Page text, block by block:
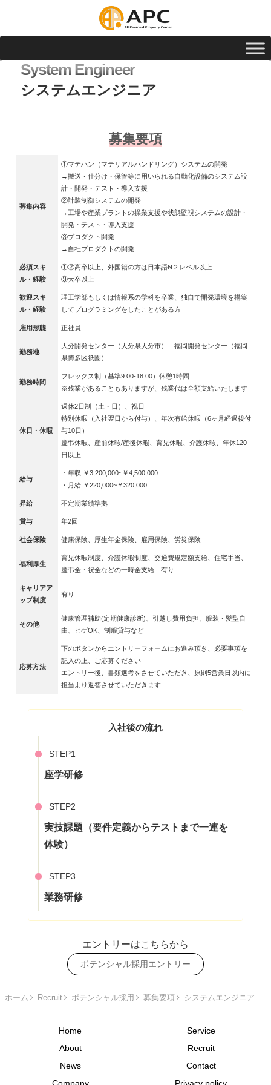
System Engineer
システムエンジニア
募集要項
募集内容
①マテハン（マテリアルハンドリング）システムの開発
→搬送・仕分け・保管等に用いられる自動化設備のシステム設
計・開発・テスト・導入支援
②計装制御システムの開発
→工場や産業プラントの操業支援や状態監視システムの設計・
開発・テスト・導入支援
③プロダクト開発
→自社プロダクトの開発
必須スキ
ル・経験
①②高卒以上、外国籍の方は日本語N２レベル以上
③大卒以上
歓迎スキ
ル・経験
理工学部もしくは情報系の学科を卒業、独自で開発環境を構築
してプログラミングをしたことがある方
雇用形態 正社員
勤務地
大分開発センター（大分県大分市） 福岡開発センター（福岡
県博多区祇園）
勤務時間
フレックス制（基準9:00-18:00）休憩1時間
※残業があることもありますが、残業代は全額支給いたします
休日・休暇
週休2日制（土・日）、祝日
特別休暇（入社翌日から付与）、年次有給休暇（6ヶ月経過後付
与10日）
慶弔休暇、産前休暇/産後休暇、育児休暇、介護休暇、年休120
日以上
給与
・年収:￥3,200,000~￥4,500,000
・月給:￥220,000~￥320,000
昇給 不定期業績準拠
賞与 年2回
社会保険 健康保険、厚生年金保険、雇用保険、労災保険
福利厚生
育児休暇制度、介護休暇制度、交通費規定額支給、住宅手当、
慶弔金・祝金などの一時金支給 有り
キャリアア
ップ制度
有り
その他
健康管理補助(定期健康診断)、引越し費用負担、服装・髪型自
由、ヒゲOK、制服貸与など
応募方法
下のボタンからエントリーフォームにお進み頂き、必要事項を
記入の上、ご応募ください
エントリー後、書類選考をさせていただき、原則5営業日以内に
担当より返答させていただきます
入社後の流れ
STEP1
座学研修
STEP2
実技課題（要件定義からテストまで一連を
体験）
STEP3
業務研修
エントリーはこちらから
ポテンシャル採用エントリー
ホーム Recruit ポテンシャル採用 募集要項 システムエンジニア
Home
Service
About
Recruit
News
Contact